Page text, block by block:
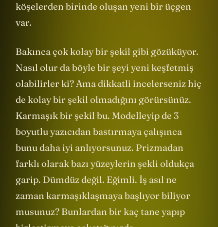
köşelerden birinde oluşan yeni bir üçgen
var.
Bakınca çok kolay bir şekil gibi gözüküyor.
Nasıl olur da böyle bir şeyi yeni keşfetmiş
olabilirler ki? Ama dikkatli incelerseniz hiç
de kolay bir şekil olmadığını görürsünüz.
Karmaşık bir şekil bu. Modelleyip de 3
boyutlu yazıcıdan bastırmaya çalışınca
bunu daha iyi anlıyorsunuz. Prizmadan
farklı olarak bazı yüzeylerin şekli oldukça
garip. Dümdüz değil. Eğimli. İş asıl ne
zaman karmaşıklaşmaya başlıyor biliyor
musunuz? Bunlardan bir kaç tane yapıp